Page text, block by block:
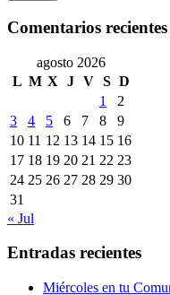
Comentarios recientes
agosto 2026
L M X J V S D
1
2
3
4 5 6 7 8
9
10 11 12 13 14 15 16
17 18 19 20 21 22 23
24 25 26 27 28 29 30
31
« Jul
Entradas recientes
Miércoles en tu